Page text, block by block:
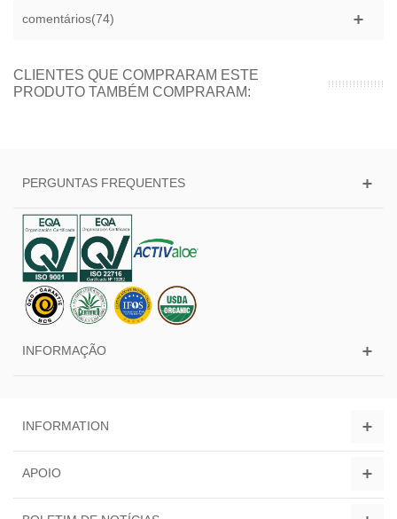
comentários(74)
CLIENTES QUE COMPRARAM ESTE
PRODUTO TAMBÉM COMPRARAM:
PERGUNTAS FREQUENTES
INFORMAÇÃO
INFORMATION
APOIO